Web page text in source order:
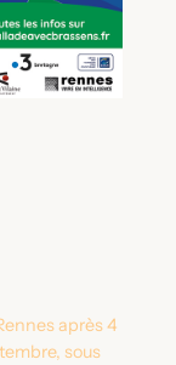
après 4
sous